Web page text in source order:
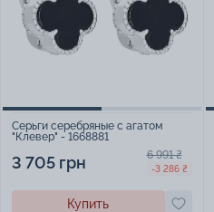
Серьги серебряные с агатом
"Клевер" - 1668881
3 705 грн 6 991 ₴
-3 286 ₴
Купить